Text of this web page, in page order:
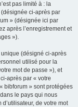
pas limité à : la
ci-après par
» (désignée ici par
après l’enregistrement et
»).
(désigné ci-après
utilisé pour la
mot de passe »), et
après par « votre
bibforum » sont protégées
le pays qui nous
de votre mot